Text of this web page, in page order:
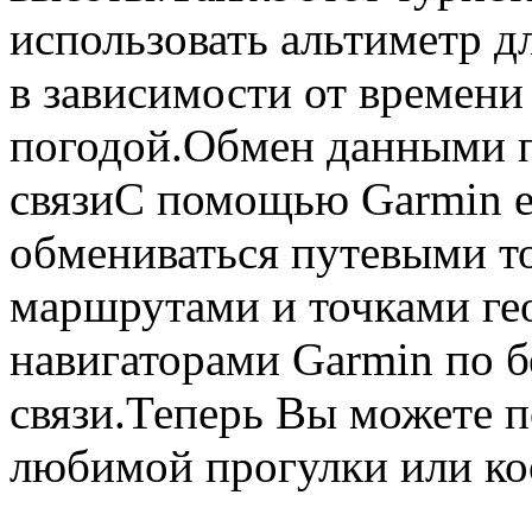
использовать альтиметр
в зависимости от
погодой.Обмен данными
связиС помощью Garmin
обмениваться путевыми
маршрутами и точками
навигаторами Garmin по
связи.Теперь Вы можете
любимой прогулки или